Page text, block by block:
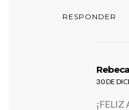
RESPONDER
30 DE